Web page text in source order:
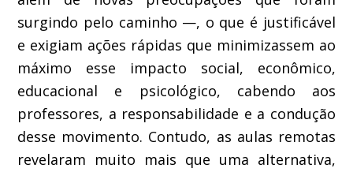
surgindo pelo caminho —, o que é justificável
e exigiam ações rápidas que minimizassem ao
máximo esse impacto social, econômico,
educacional e psicológico, cabendo aos
professores, a responsabilidade e a condução
desse movimento. Contudo, as aulas remotas
revelaram muito mais que uma alternativa,